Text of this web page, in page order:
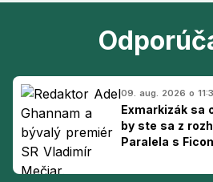
09. aug. 2026 o
Exmarkizák sa
by ste sa z
Paralela s